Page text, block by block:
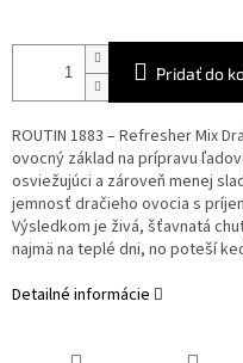
Pridať do
ROUTIN 1883 – Refresher Mix
ovocný základ na prípravu
osviežujúci a zároveň menej
jemnosť dračieho ovocia s
Výsledkom je živá, šťavnatá
najmä na teplé dni, no poteší
Detailné informácie